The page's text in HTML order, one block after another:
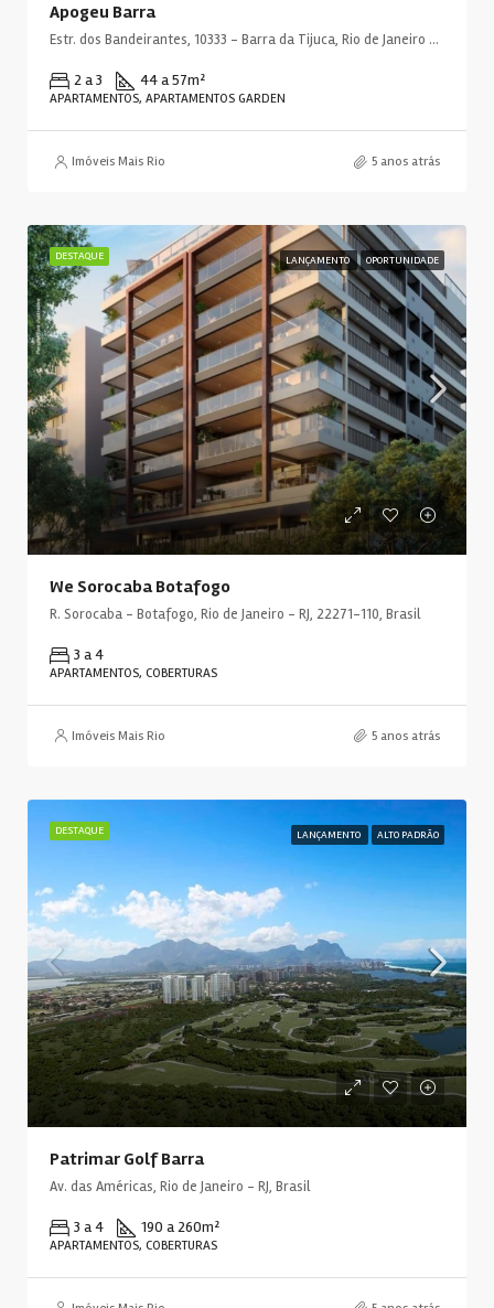
Apogeu Barra
Estr. dos Bandeirantes, 10333 - Barra da Tijuca, Rio de Janeiro - RJ, 22783-115, Brasil
2 a 3 44 a 57m²
APARTAMENTOS, APARTAMENTOS GARDEN
Imóveis Mais Rio 5 anos atrás
DESTAQUE LANÇAMENTO OPORTUNIDADE
We Sorocaba Botafogo
R. Sorocaba - Botafogo, Rio de Janeiro - RJ, 22271-110, Brasil
3 a 4
APARTAMENTOS, COBERTURAS
Imóveis Mais Rio 5 anos atrás
DESTAQUE LANÇAMENTO ALTO PADRÃO
Patrimar Golf Barra
Av. das Américas, Rio de Janeiro - RJ, Brasil
3 a 4 190 a 260m²
APARTAMENTOS, COBERTURAS